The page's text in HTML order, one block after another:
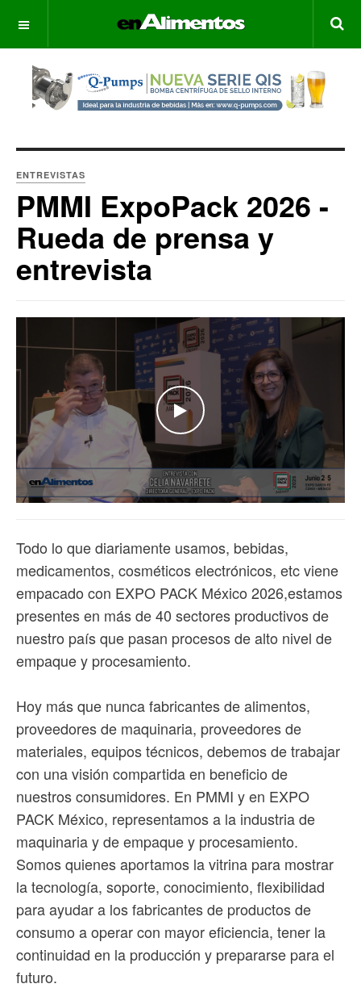
OFF CANVAS
ENTREVISTAS
PMMI ExpoPack 2026 -
Rueda de prensa y
entrevista
WATCH THE VIDEO
Todo lo que diariamente usamos, bebidas,
medicamentos, cosméticos electrónicos, etc viene
empacado con EXPO PACK México 2026,estamos
presentes en más de 40 sectores productivos de
nuestro país que pasan procesos de alto nivel de
empaque y procesamiento.
Hoy más que nunca fabricantes de alimentos,
proveedores de maquinaria, proveedores de
materiales, equipos técnicos, debemos de trabajar
con una visión compartida en beneficio de
nuestros consumidores. En PMMI y en EXPO
PACK México, representamos a la industria de
maquinaria y de empaque y procesamiento.
Somos quienes aportamos la vitrina para mostrar
la tecnología, soporte, conocimiento, flexibilidad
para ayudar a los fabricantes de productos de
consumo a operar con mayor eficiencia, tener la
continuidad en la producción y prepararse para el
futuro.